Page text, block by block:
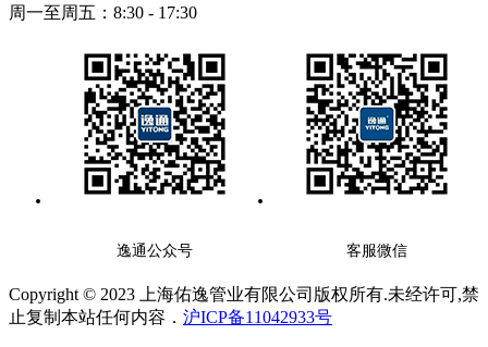
周一至周五：8:30 - 17:30
逸通公众号 客服微信
Copyright © 2023 上海佑逸管业有限公司版权所有.未经许可,禁
止复制本站任何内容． 沪ICP备11042933号